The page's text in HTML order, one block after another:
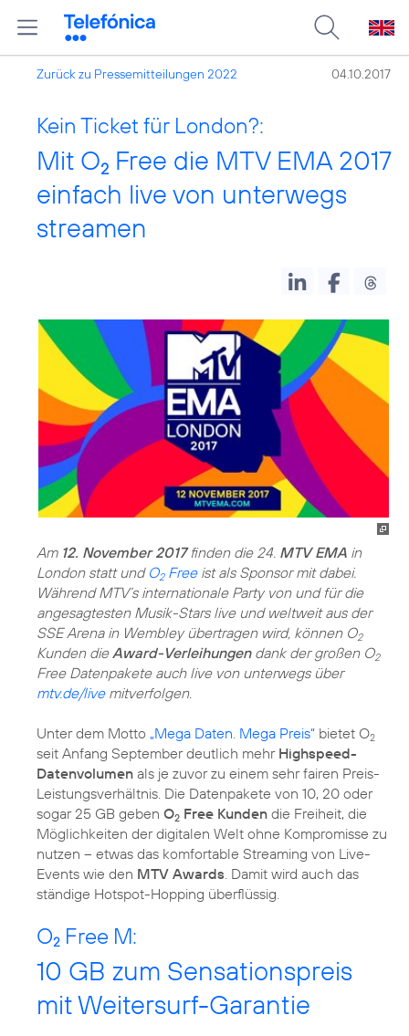
Zurück zu Pressemitteilungen 2022 04.10.2017
Kein Ticket für London?:
Mit O2 Free die MTV EMA 2017
einfach live von unterwegs
streamen
Am 12. November 2017finden die 24. MTV EMA in
London statt und O2Freeist als Sponsor mit dabei.
Während MTV’s internationale Party von und für die
angesagtesten Musik-Stars live und weltweit aus der
SSE Arena in Wembley übertragen wird, können O2
Kunden dieAward-Verleihungendank der großen O2
Free Datenpakete auch live von unterwegs über
mtv.de/livemitverfolgen.
Unter dem Motto „Mega Daten. Mega Preis“ bietet O2
seit Anfang September deutlich mehr Highspeed-
Datenvolumen als je zuvor zu einem sehr fairen Preis-
Leistungsverhältnis. Die Datenpakete von 10, 20 oder
sogar 25 GB geben O2 Free Kunden die Freiheit, die
Möglichkeiten der digitalen Welt ohne Kompromisse zu
nutzen – etwas das komfortable Streaming von Live-
Events wie den MTV Awards . Damit wird auch das
ständige Hotspot-Hopping überflüssig.
O2 Free M:
10 GB zum Sensationspreis
mit Weitersurf-Garantie